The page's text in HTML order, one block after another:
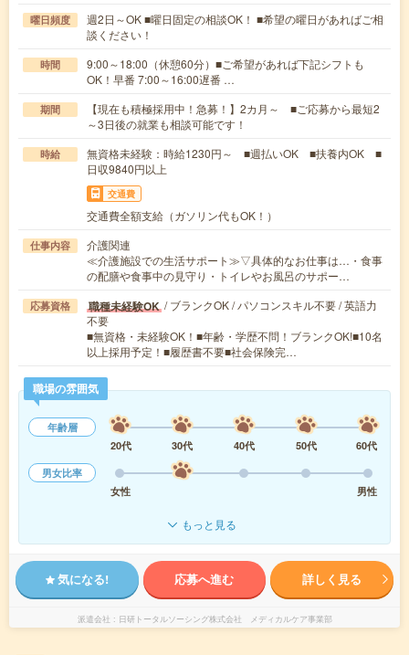
曜日頻度
週2日～OK ■曜日固定の相談OK！ ■希望の曜日があればご相
談ください！
時間
9:00～18:00（休憩60分）■ご希望があれば下記シフトも
OK！早番 7:00～16:00遅番 …
期間
【現在も積極採用中！急募！】2カ月～ ■ご応募から最短2
～3日後の就業も相談可能です！
時給
無資格未経験：時給1230円～ ■週払いOK ■扶養内OK ■
日収9840円以上
交通費
交通費全額支給（ガソリン代もOK！）
仕事内容
介護関連
≪介護施設での生活サポート≫▽具体的なお仕事は…・食事
の配膳や食事中の見守り・トイレやお風呂のサポー…
応募資格 職種未経験OK / ブランクOK / パソコンスキル不要 / 英語力
不要
■無資格・未経験OK！■年齢・学歴不問！ブランクOK!■10名
以上採用予定！■履歴書不要■社会保険完…
職場の雰囲気
年齢層
20代
30代 40代 50代
60代
男女比率
女性
男性
もっと見る
気になる! 応募へ進む 詳しく見る
派遣会社 日研トータルソーシング株式会社 メディカルケア事業部